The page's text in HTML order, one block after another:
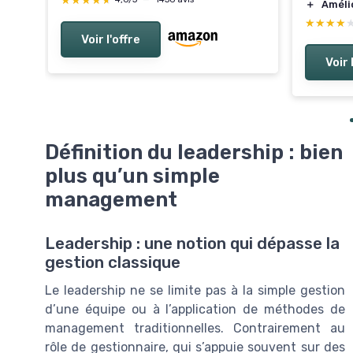
Voir l'offre
＋
★★★★★
★★★★★
Voir
Définition du leadership : bien
plus qu’un simple
management
Leadership : une notion qui dépasse la
gestion classique
Le leadership ne se limite pas à la simple gestion
d’une équipe ou à l’application de méthodes de
management traditionnelles. Contrairement au
rôle de gestionnaire, qui s’appuie souvent sur des